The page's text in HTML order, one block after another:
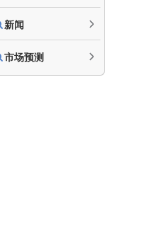
新闻
市场预测